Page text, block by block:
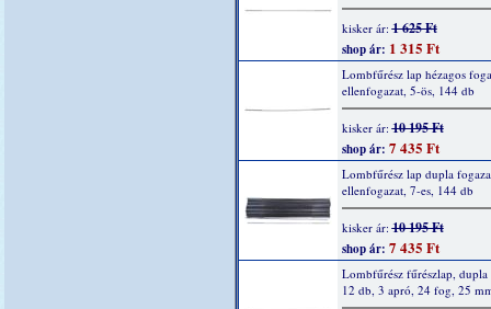
kisker ár:1 625 Ft
shop ár: 1 315 Ft
Lombfűrész lap hézagos
ellenfogazat, 5-ös, 144 db
kisker ár:10 195 Ft
shop ár: 7 435 Ft
Lombfűrész lap dupla
ellenfogazat, 7-es, 144 db
kisker ár:10 195 Ft
shop ár: 7 435 Ft
Lombfűrész fűrészlap, dupla
12 db, 3 apró, 24 fog, 25